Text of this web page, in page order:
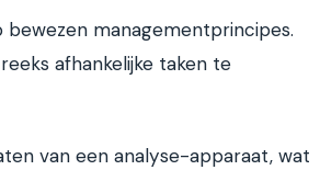
managementprincipes.
afhankelijke taken te
van een analyse-apparaat, wat